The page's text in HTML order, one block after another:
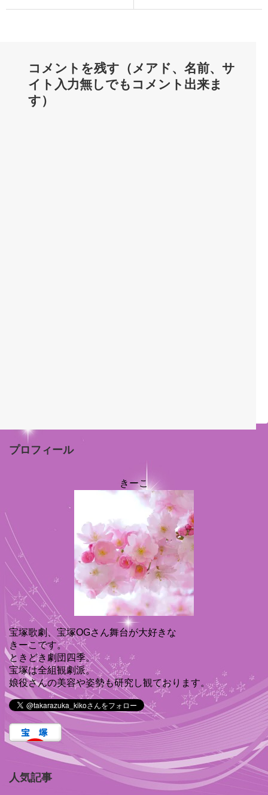
コメントを残す（メアド、名前、サ
イト入力無しでもコメント出来ま
す）
プロフィール
きーこ
宝塚歌劇、宝塚OGさん舞台が大好きな
きーこです。
ときどき劇団四季。
宝塚は全組観劇派。
娘役さんの美容や姿勢も研究し観ております。
人気記事